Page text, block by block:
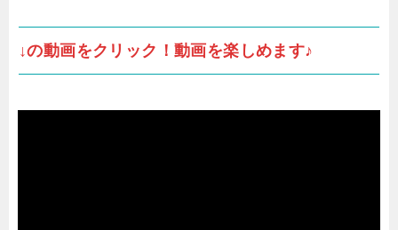
↓の動画をクリック！動画を楽しめます♪